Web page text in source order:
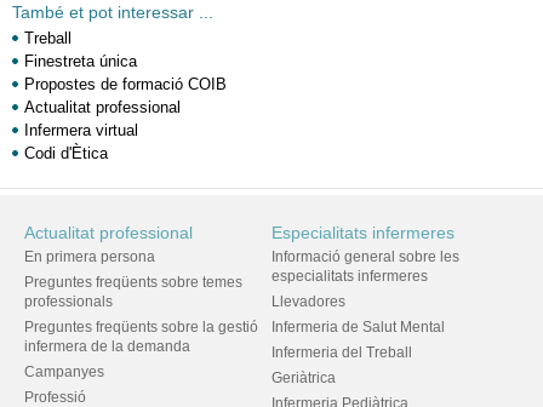
També et pot interessar ...
Treball
Finestreta única
Propostes de formació COIB
Actualitat professional
Infermera virtual
Codi d'Ètica
Actualitat professional
En primera persona
Preguntes freqüents sobre temes
professionals
Preguntes freqüents sobre la gestió
infermera de la demanda
Campanyes
Professió
Especialitats infermeres
Informació general sobre les
especialitats infermeres
Llevadores
Infermeria de Salut Mental
Infermeria del Treball
Geriàtrica